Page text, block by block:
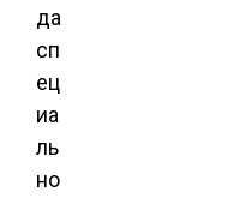
да
сп
ец
иа
ль
но